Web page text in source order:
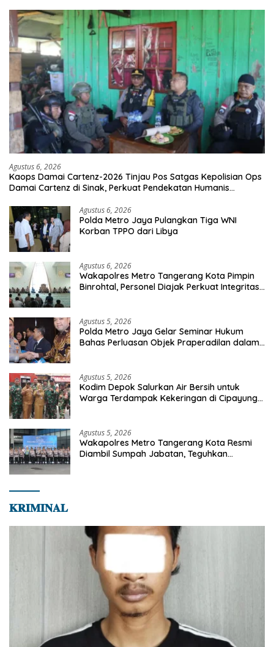
Agustus 6, 2026
Kaops Damai Cartenz-2026 Tinjau Pos Satgas Kepolisian Ops
Damai Cartenz di Sinak, Perkuat Pendekatan Humanis
Agustus 6, 2026
Polda Metro Jaya Pulangkan Tiga WNI
Korban TPPO dari Libya
Agustus 6, 2026
Wakapolres Metro Tangerang Kota Pimpin
Binrohtal, Personel Diajak Perkuat Integritas
Agustus 5, 2026
Polda Metro Jaya Gelar Seminar Hukum
Bahas Perluasan Objek Praperadilan dalam
Agustus 5, 2026
Kodim Depok Salurkan Air Bersih untuk
Warga Terdampak Kekeringan di Cipayung
Agustus 5, 2026
Wakapolres Metro Tangerang Kota Resmi
Diambil Sumpah Jabatan, Teguhkan
𝐊𝐑𝐈𝐌𝐈𝐍𝐀𝐋